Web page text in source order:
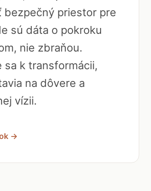
bezpečný priestor pre
sú dáta o pokroku
nie zbraňou.
sa k transformácii,
na dôvere a
vízii.
→